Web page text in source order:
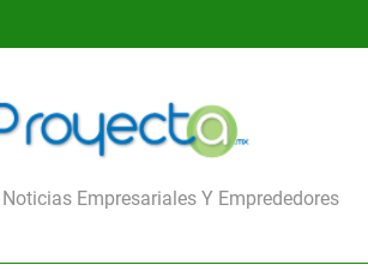
Empresariales Y Emprededores